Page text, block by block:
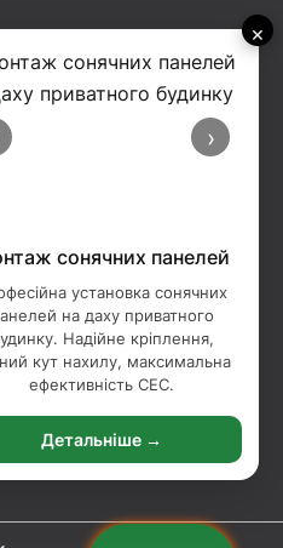
×
›
сонячних панелей
установка сонячних
на даху приватного
Надійне кріплення,
кут нахилу, максимальна
ефективність СЕС.
Детальніше →